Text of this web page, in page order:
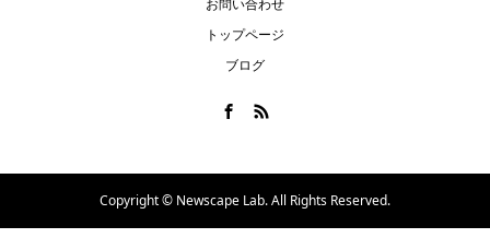
お問い合わせ
トップページ
ブログ
Copyright © Newscape Lab. All Rights Reserved.